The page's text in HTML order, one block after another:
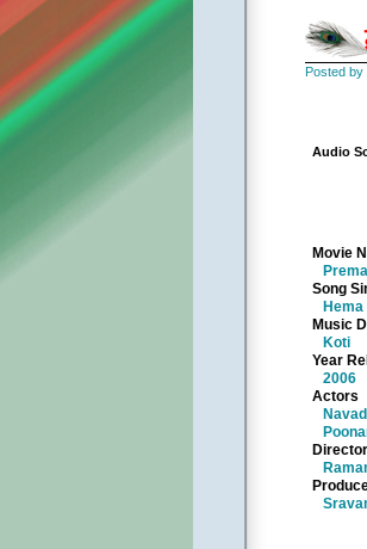
Posted by
Audio
Movie
Song
Music
Koti
Year
2006
Actors
Director